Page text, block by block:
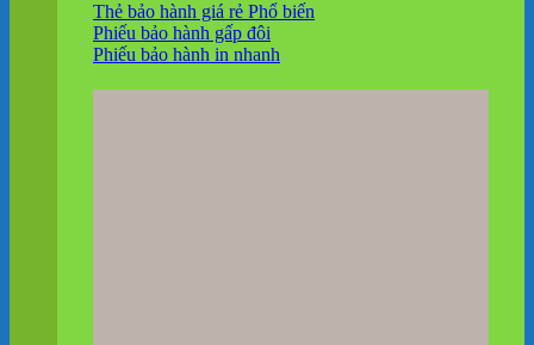
Thẻ bảo hành giá rẻ
Phiếu bảo hành gấp đôi
Phiếu bảo hành in nhanh